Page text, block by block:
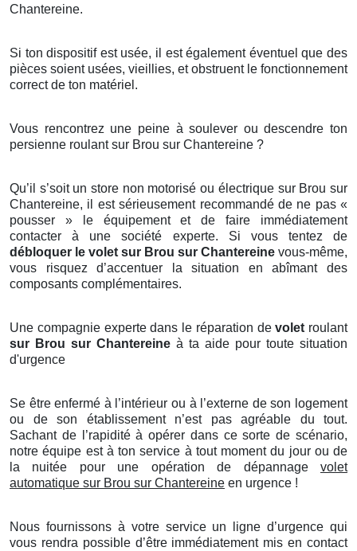
Chantereine.
Si ton dispositif est usée, il est également éventuel que des
pièces soient usées, vieillies, et obstruent le fonctionnement
correct de ton matériel.
Vous rencontrez une peine à soulever ou descendre ton
persienne roulant sur Brou sur Chantereine ?
Qu’il s’soit un store non motorisé ou électrique sur Brou sur
Chantereine, il est sérieusement recommandé de ne pas «
pousser » le équipement et de faire immédiatement
contacter à une société experte. Si vous tentez de
débloquer le volet sur Brou sur Chantereine vous-même,
vous risquez d’accentuer la situation en abîmant des
composants complémentaires.
Une compagnie experte dans le réparation devolet roulant
sur Brou sur Chantereine à ta aide pour toute situation
d'urgence
Se être enfermé à l’intérieur ou à l’externe de son logement
ou de son établissement n’est pas agréable du tout.
Sachant de l’rapidité à opérer dans ce sorte de scénario,
notre équipe est à ton service à tout moment du jour ou de
la nuitée pour une opération de dépannage volet
automatique sur Brou sur Chantereine en urgence !
Nous fournissons à votre service un ligne d’urgence qui
vous rendra possible d’être immédiatement mis en contact